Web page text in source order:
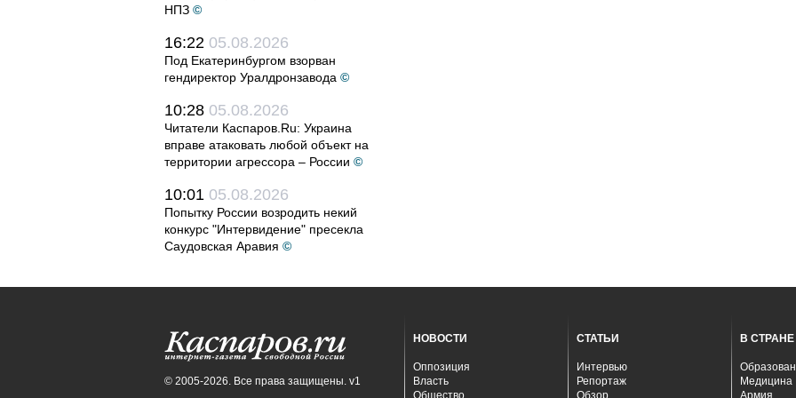
НПЗ ©
16:22 05.08.2026
Под Екатеринбургом взорван
гендиректор Уралдронзавода ©
10:28 05.08.2026
Читатели Каспаров.Ru: Украина
вправе атаковать любой объект на
территории агрессора – России ©
10:01 05.08.2026
Попытку России возродить некий
конкурс "Интервидение" пресекла
Саудовская Аравия ©
© 2005-2026. Все права защищены. v1
НОВОСТИ
Оппозиция
Власть
Общество
СТАТЬИ
Интервью
Репортаж
Обзор
В СТРАНЕ
Медицина
Армия